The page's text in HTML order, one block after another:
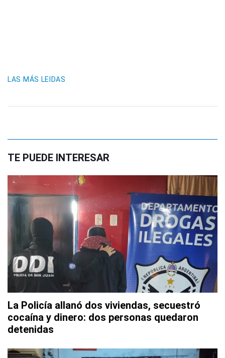
LAS MÁS LEIDAS
TE PUEDE INTERESAR
La Policía allanó dos viviendas, secuestró
cocaína y dinero: dos personas quedaron
detenidas